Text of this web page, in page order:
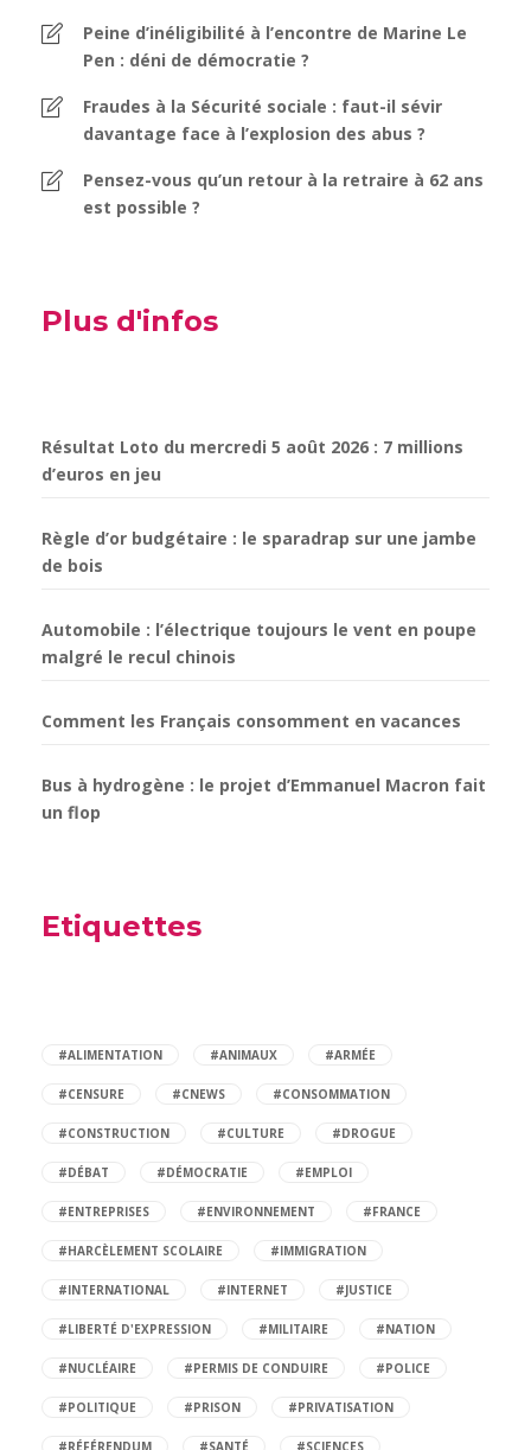
Peine d’inéligibilité à l’encontre de Marine Le
Pen : déni de démocratie ?
Fraudes à la Sécurité sociale : faut-il sévir
davantage face à l’explosion des abus ?
Pensez-vous qu’un retour à la retraire à 62 ans
est possible ?
Plus d'infos
Résultat Loto du mercredi 5 août 2026 : 7 millions
d’euros en jeu
Règle d’or budgétaire : le sparadrap sur une jambe
de bois
Automobile : l’électrique toujours le vent en poupe
malgré le recul chinois
Comment les Français consomment en vacances
Bus à hydrogène : le projet d’Emmanuel Macron fait
un flop
Etiquettes
#ALIMENTATION #ANIMAUX #ARMÉE
#CENSURE #CNEWS #CONSOMMATION
#CONSTRUCTION #CULTURE #DROGUE
#DÉBAT #DÉMOCRATIE #EMPLOI
#ENTREPRISES #ENVIRONNEMENT #FRANCE
#HARCÈLEMENT SCOLAIRE #IMMIGRATION
#INTERNATIONAL #INTERNET #JUSTICE
#LIBERTÉ D'EXPRESSION #MILITAIRE #NATION
#NUCLÉAIRE #PERMIS DE CONDUIRE #POLICE
#POLITIQUE #PRISON #PRIVATISATION